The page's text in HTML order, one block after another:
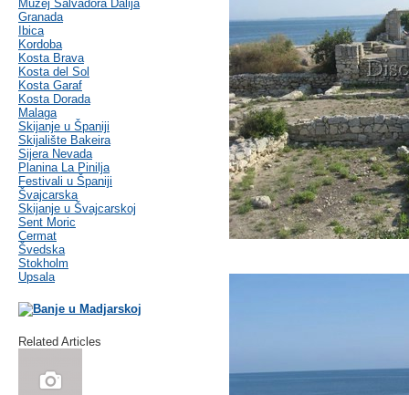
Muzej Salvadora Dalija
Granada
Ibica
Kordoba
Kosta Brava
Kosta del Sol
Kosta Garaf
Kosta Dorada
Malaga
Skijanje u Španiji
Skijalište Bakeira
Sijera Nevada
Planina La Pinilja
Festivali u Španiji
Švajcarska
Skijanje u Švajcarskoj
Sent Moric
Cermat
Švedska
Stokholm
Upsala
Related Articles